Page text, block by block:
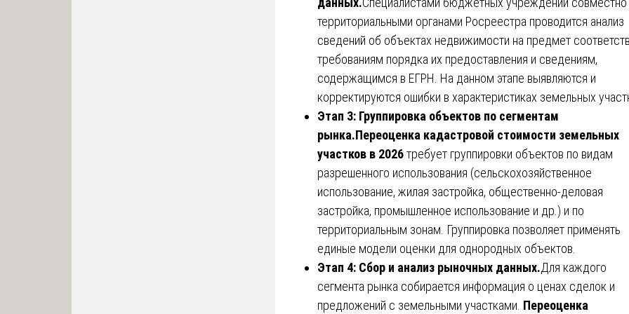
территориальными органами Росреестра проводится анализ
сведений об объектах недвижимости на предмет
требованиям порядка их предоставления и сведениям,
содержащимся в ЕГРН. На данном этапе выявляются и
корректируются ошибки в характеристиках земельных
Этап 3: Группировка объектов по сегментам
рынка.Переоценка кадастровой стоимости земельных
участков в 2026требует группировки объектов по видам
разрешенного использования (сельскохозяйственное
использование, жилая застройка, общественно-деловая
застройка, промышленное использование и др.) и по
территориальным зонам. Группировка позволяет применять
единые модели оценки для однородных объектов.
Этап 4: Сбор и анализ рыночных данных.Для каждого
сегмента рынка собирается информация о ценах сделок и
предложений с земельными участками. Переоценка